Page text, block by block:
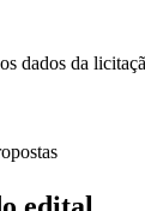
dados da